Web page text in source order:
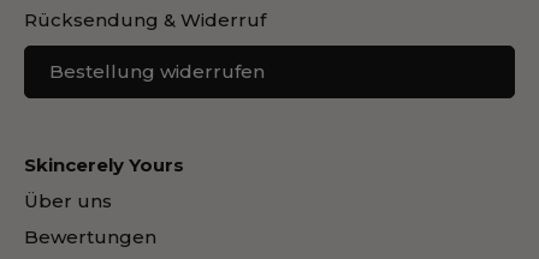
Rücksendung & Widerruf
Bestellung widerrufen
Skincerely Yours
Über uns
Bewertungen